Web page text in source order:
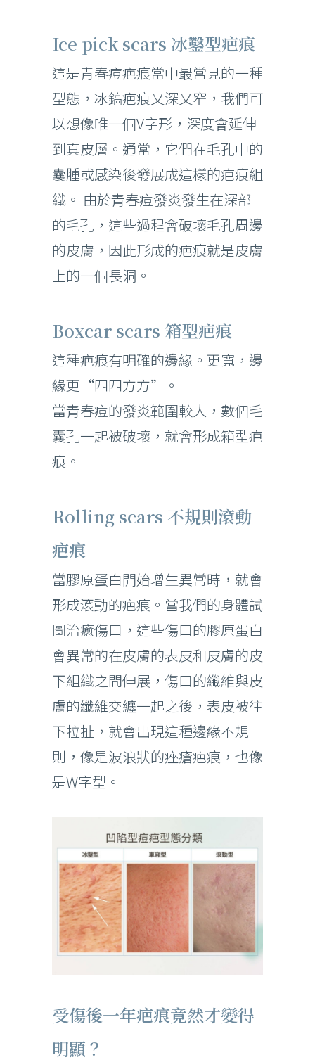
Ice pick scars 冰鑿型疤痕
這是青春痘疤痕當中最常見的一種
型態，冰鎬疤痕又深又窄，我們可
以想像唯一個V字形，深度會延伸
到真皮層。通常，它們在毛孔中的
囊腫或感染後發展成這樣的疤痕組
織。 由於青春痘發炎發生在深部
的毛孔，這些過程會破壞毛孔周邊
的皮膚，因此形成的疤痕就是皮膚
上的一個長洞。
Boxcar scars 箱型疤痕
這種疤痕有明確的邊緣。更寬，邊
緣更“四四方方”。
當青春痘的發炎範圍較大，數個毛
囊孔一起被破壞，就會形成箱型疤
痕。
Rolling scars 不規則滾動
疤痕
當膠原蛋白開始增生異常時，就會
形成滾動的疤痕。當我們的身體試
圖治癒傷口，這些傷口的膠原蛋白
會異常的在皮膚的表皮和皮膚的皮
下組織之間伸展，傷口的纖維與皮
膚的纖維交纏一起之後，表皮被往
下拉扯，就會出現這種邊緣不規
則，像是波浪狀的痤瘡疤痕，也像
是W字型。
受傷後一年疤痕竟然才變得
明顯？